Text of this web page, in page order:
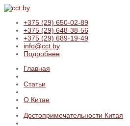
+375 (29) 650-02-89
+375 (29) 648-38-56
+375 (29) 689-19-49
info@cct.by
Подробнее
Главная
Статьи
О Китае
Достопримечательности Китая